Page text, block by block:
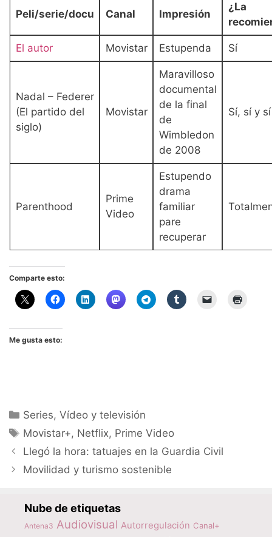
Peli/serie/docu Canal Impresión
¿La
El autor Movistar Estupenda Sí
Nadal – Federer
(El partido del
siglo)
Movistar
Maravilloso
documental
de la final
de
Wimbledon
de 2008
Sí, sí y sí
Parenthood
Prime
Video
Estupendo
drama
familiar
pare
recuperar
Comparte esto:
Me gusta esto:
Categorías
Series,Vídeo y televisión
Etiquetas
Movistar+, Netflix, Prime Video
Llegó la hora: tatuajes en la Guardia Civil
Movilidad y turismo sostenible
Nube de etiquetas
Antena3 Audiovisual Autorregulación Canal+